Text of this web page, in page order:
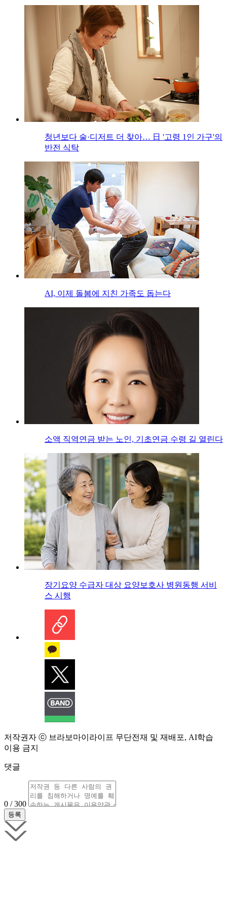
청년보다 술·디저트 더 찾아… 日 '고령 1인 가구'의
반전 식탁
AI, 이제 돌봄에 지친 가족도 돕는다
소액 직역연금 받는 노인, 기초연금 수령 길 열린다
장기요양 수급자 대상 요양보호사 병원동행 서비
스 시행
저작권자 ⓒ 브라보마이라이프 무단전재 및 재배포, AI학습
이용 금지
댓글
0 / 300